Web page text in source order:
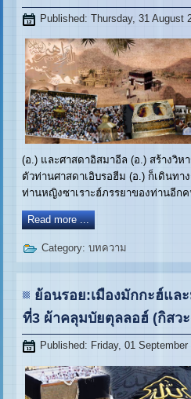
Published: Thursday, 31 August
(อ.) และศาสดาอิสมาอีล (อ.) สร้างวิ
ตัวท่านศาสดาเอิบรอฮีม (อ.) ก็เดินทา
ท่านหญิงซาเราะฮ์ภรรยาของท่านอีก
Read more ...
Category:บทความ
ย้อนรอย:เมืองมักกะฮ์แล
ที่3 ผ้าคลุมบัยตุลลอฮ์ (กิสว
Published: Friday, 01 September